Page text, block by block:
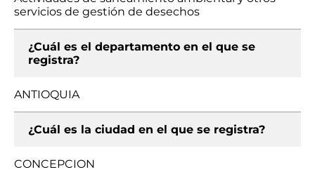
servicios de gestión de desechos
¿Cuál es el departamento en el que se
registra?
ANTIOQUIA
¿Cuál es la ciudad en el que se registra?
CONCEPCION